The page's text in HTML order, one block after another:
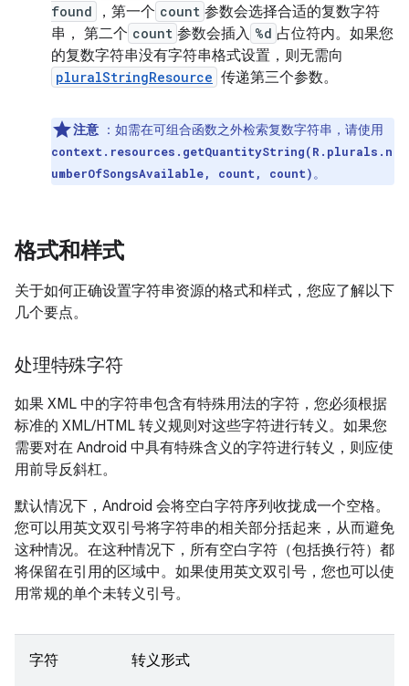
found
，第一个 count 参数会选择合适的复数字符
串， 第二个 count 参数会插入 %d 占位符内。如果您
的复数字符串没有字符串格式设置，则无需向
pluralStringResource 传递第三个参数。
注意 ：如需在可组合函数之外检索复数字符串，请使用
context.resources.getQuantityString(R.plurals.n
umberOfSongsAvailable, count, count)。
格式和样式
关于如何正确设置字符串资源的格式和样式，您应了解以下
几个要点。
处理特殊字符
如果 XML 中的字符串包含有特殊用法的字符，您必须根据
标准的 XML/HTML 转义规则对这些字符进行转义。如果您
需要对在 Android 中具有特殊含义的字符进行转义，则应使
用前导反斜杠。
默认情况下，Android 会将空白字符序列收拢成一个空格。
您可以用英文双引号将字符串的相关部分括起来，从而避免
这种情况。在这种情况下，所有空白字符（包括换行符）都
将保留在引用的区域中。如果使用英文双引号，您也可以使
用常规的单个未转义引号。
字符 转义形式